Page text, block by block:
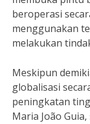
beroperasi
menggunakan
melakukan
Meskipun
globalisasi
peningkatan
Maria João